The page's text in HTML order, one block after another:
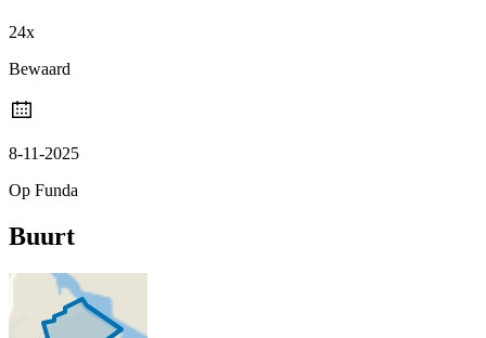
24x
Bewaard
8-11-2025
Op Funda
Buurt